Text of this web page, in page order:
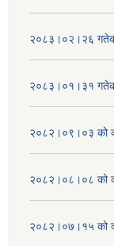
२०८३।०२।२६ गतेको
२०८३।०१।३१ गतेको
२०८२।०९।०३ को
२०८२।०८।०८ को
२०८२।०७।१५ को